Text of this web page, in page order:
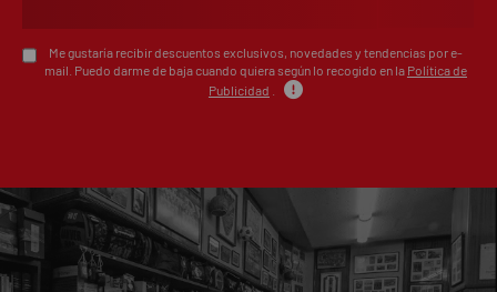
Me gustaría recibir descuentos exclusivos, novedades y tendencias por e-
mail. Puedo darme de baja cuando quiera según lo recogido en la Política de
Publicidad